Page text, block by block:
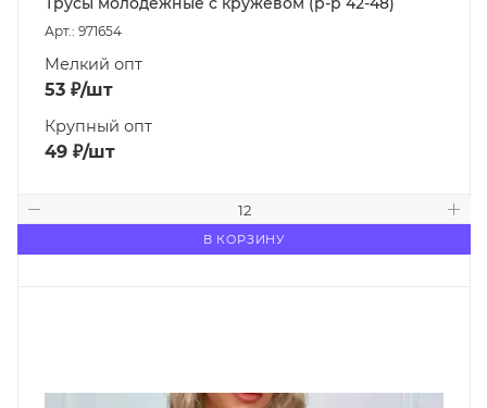
Арт.: 971654
Мелкий опт
53 ₽/шт
Крупный опт
49 ₽/шт
В КОРЗИНУ